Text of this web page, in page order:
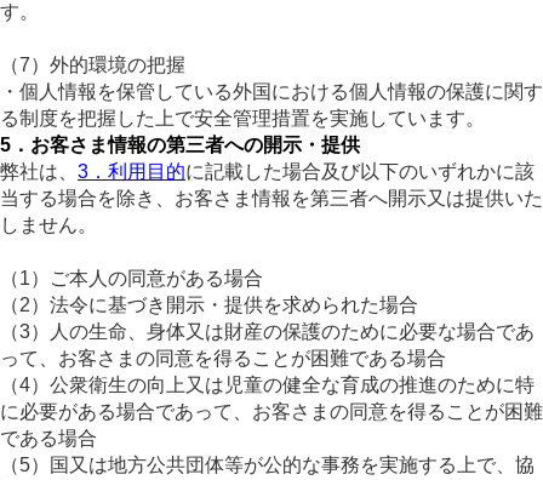
す。
（7）外的環境の把握
・個人情報を保管している外国における個人情報の保護に関す
る制度を把握した上で安全管理措置を実施しています。
5．お客さま情報の第三者への開示・提供
弊社は、 3．利用目的に記載した場合及び以下のいずれかに該
当する場合を除き、お客さま情報を第三者へ開示又は提供いた
しません。
（1）ご本人の同意がある場合
（2）法令に基づき開示・提供を求められた場合
（3）人の生命、身体又は財産の保護のために必要な場合であ
って、お客さまの同意を得ることが困難である場合
（4）公衆衛生の向上又は児童の健全な育成の推進のために特
に必要がある場合であって、お客さまの同意を得ることが困難
である場合
（5）国又は地方公共団体等が公的な事務を実施する上で、協